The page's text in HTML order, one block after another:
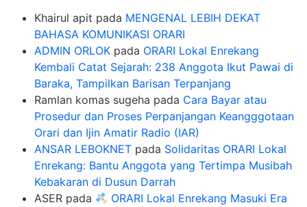
Khairul apit pada MENGENAL LEBIH DEKAT
BAHASA KOMUNIKASI ORARI
ADMIN ORLOK pada ORARI Lokal Enrekang
Kembali Catat Sejarah: 238 Anggota Ikut Pawai di
Baraka, Tampilkan Barisan Terpanjang
Ramlan komas sugeha pada Cara Bayar atau
Prosedur dan Proses Perpanjangan Keangggotaan
Orari dan Ijin Amatir Radio (IAR)
ANSAR LEBOKNET pada Solidaritas ORARI Lokal
Enrekang: Bantu Anggota yang Tertimpa Musibah
Kebakaran di Dusun Darrah
ASER pada
ORARI Lokal Enrekang Masuki Era